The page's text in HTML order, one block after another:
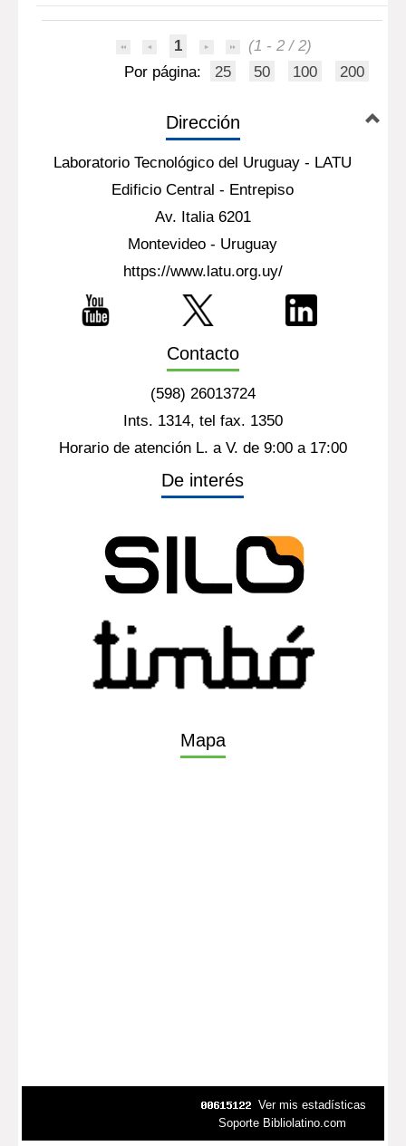
1
(1 - 2 / 2)
Por página:
25 50 100 200
Dirección
Laboratorio Tecnológico del Uruguay - LATU
Edificio Central - Entrepiso
Av. Italia 6201
Montevideo - Uruguay
https://www.latu.org.uy/
Contacto
(598) 26013724
Ints. 1314, tel fax. 1350
Horario de atención L. a V. de 9:00 a 17:00
De interés
Mapa
Ver mis estadísticas
Soporte Bibliolatino.com